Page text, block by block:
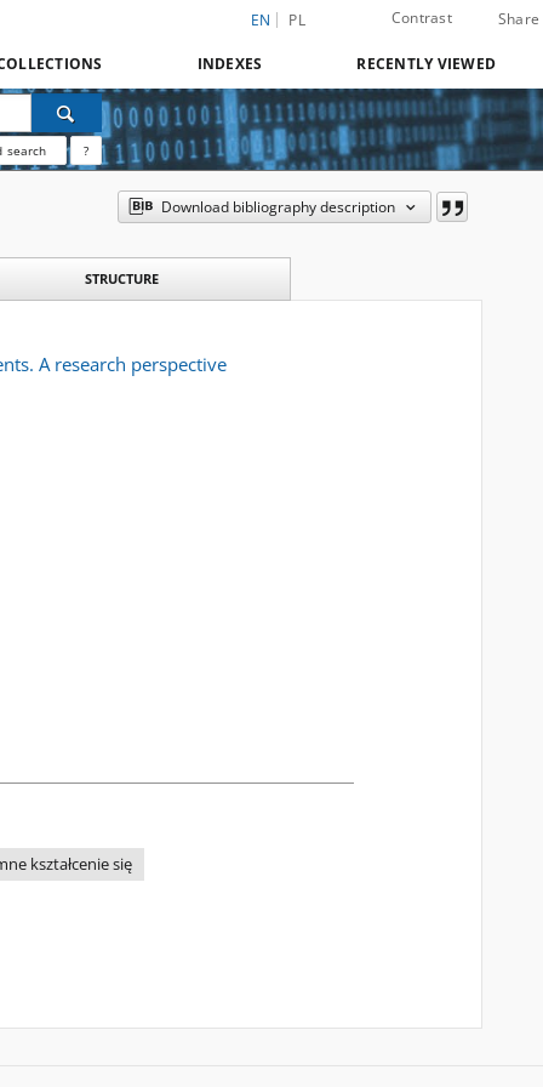
EN PL Contrast Share
INDEXES RECENTLY VIEWED
search ?
Download bibliography description
STRUCTURE
A research perspective
kształcenie się